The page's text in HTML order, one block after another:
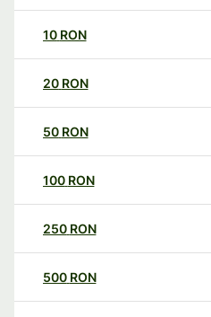
10 RON
20 RON
50 RON
100 RON
250 RON
500 RON